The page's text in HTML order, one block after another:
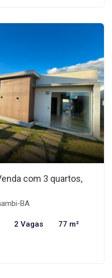
com 3 quartos,
BA
2 Vagas 77 m²